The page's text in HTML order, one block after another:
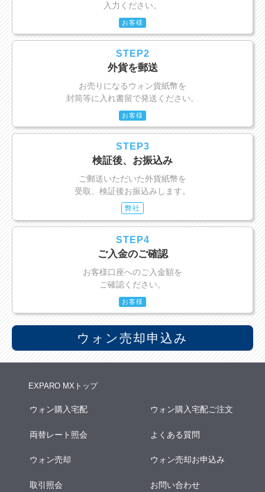
入力ください。
お客様
STEP2
外貨を郵送
お売りになるウォン貨紙幣を
封筒等に入れ書留で発送ください。
お客様
STEP3
検証後、お振込み
ご郵送いただいた外貨紙幣を
受取、検証後お振込みします。
弊社
STEP4
ご入金のご確認
お客様口座へのご入金額を
ご確認ください。
お客様
ウォン売却申込み
EXPARO MXトップ
ウォン購入宅配 ウォン購入宅配ご注文
両替レート照会 よくある質問
ウォン売却 ウォン売却お申込み
取引照会 お問い合わせ